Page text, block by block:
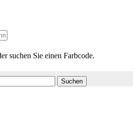
suchen Sie einen Farbcode.
Suchen